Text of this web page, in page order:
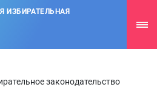
ИЗБИРАТЕЛЬНАЯ
законодательство